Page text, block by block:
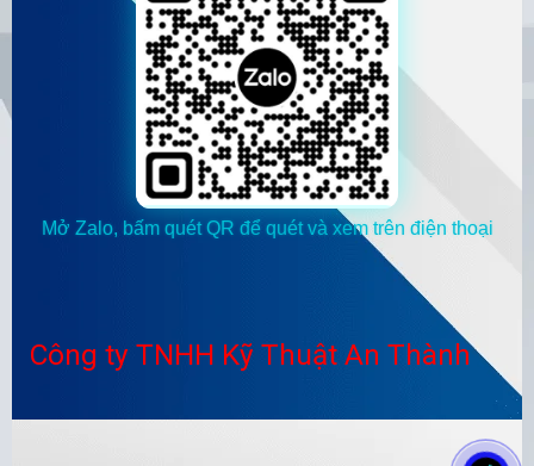
Mở Zalo, bấm quét QR để quét và xem trên điện thoại
Công ty TNHH Kỹ Thuật An Thành